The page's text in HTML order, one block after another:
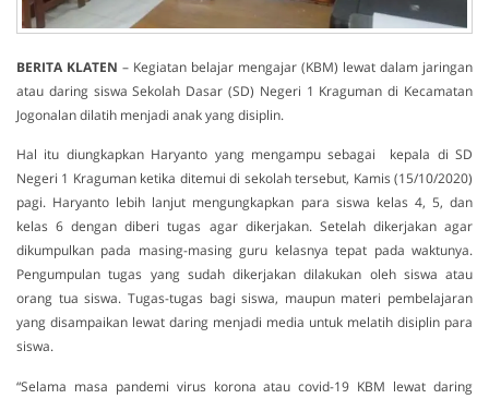
BERITA KLATEN – Kegiatan belajar mengajar (KBM) lewat dalam jaringan
atau daring siswa Sekolah Dasar (SD) Negeri 1 Kraguman di Kecamatan
Jogonalan dilatih menjadi anak yang disiplin.
Hal itu diungkapkan Haryanto yang mengampu sebagai kepala di SD
Negeri 1 Kraguman ketika ditemui di sekolah tersebut, Kamis (15/10/2020)
pagi. Haryanto lebih lanjut mengungkapkan para siswa kelas 4, 5, dan
kelas 6 dengan diberi tugas agar dikerjakan. Setelah dikerjakan agar
dikumpulkan pada masing-masing guru kelasnya tepat pada waktunya.
Pengumpulan tugas yang sudah dikerjakan dilakukan oleh siswa atau
orang tua siswa. Tugas-tugas bagi siswa, maupun materi pembelajaran
yang disampaikan lewat daring menjadi media untuk melatih disiplin para
siswa.
“Selama masa pandemi virus korona atau covid-19 KBM lewat daring